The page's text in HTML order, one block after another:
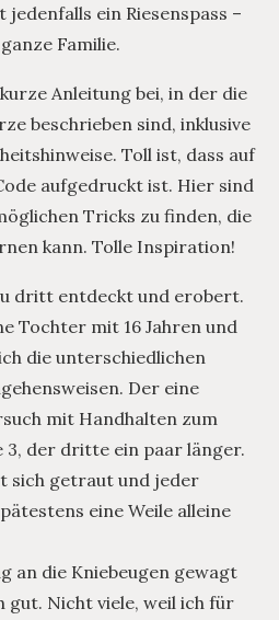
jedenfalls ein Riesenspass –
Familie.
Anleitung bei, in der die
beschrieben sind, inklusive
Toll ist, dass auf
aufgedruckt ist. Hier sind
Tricks zu finden, die
kann. Tolle Inspiration!
dritt entdeckt und erobert.
Tochter mit 16 Jahren und
die unterschiedlichen
Der eine
mit Handhalten zum
3, der dritte ein paar länger.
sich getraut und jeder
eine Weile alleine
an die Kniebeugen gewagt
gut. Nicht viele, weil ich für